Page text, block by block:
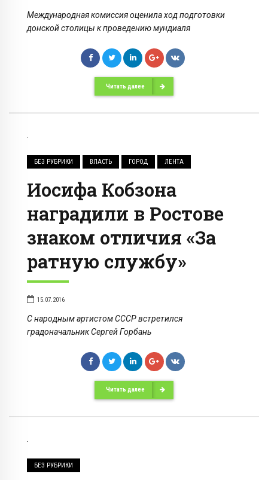
Международная комиссия оценила ход подготовки
донской столицы к проведению мундиаля
Читать далее
БЕЗ РУБРИКИ ВЛАСТЬ ГОРОД ЛЕНТА
Иосифа Кобзона
наградили в Ростове
знаком отличия «За
ратную службу»
15.07.2016
С народным артистом СССР встретился
градоначальник Сергей Горбань
Читать далее
БЕЗ РУБРИКИ